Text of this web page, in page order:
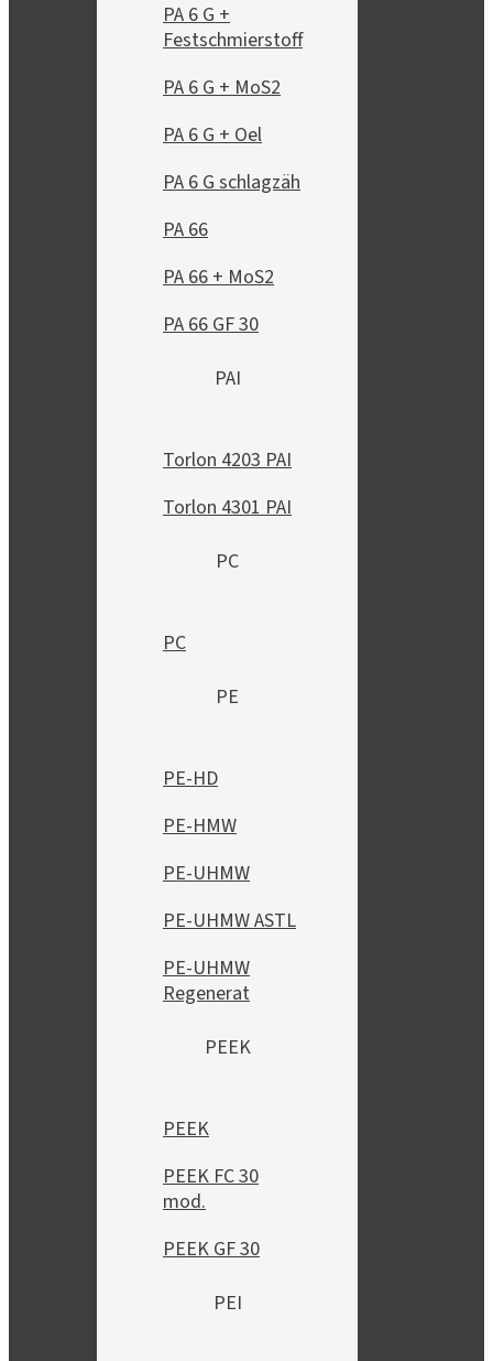
PA 6 G +
Festschmierstoff
PA 6 G + MoS2
PA 6 G + Oel
PA 6 G schlagzäh
PA 66
PA 66 + MoS2
PA 66 GF 30
PAI
Torlon 4203 PAI
Torlon 4301 PAI
PC
PC
PE
PE-HD
PE-HMW
PE-UHMW
PE-UHMW ASTL
PE-UHMW
Regenerat
PEEK
PEEK
PEEK FC 30
mod.
PEEK GF 30
PEI